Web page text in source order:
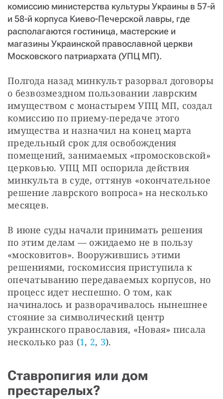
комиссию министерства культуры Украины в 57-й
и 58-й корпуса Киево-Печерской лавры, где
располагаются гостиница, мастерские и
магазины Украинской православной церкви
Московского патриархата (УПЦ МП).
Полгода назад минкульт разорвал договоры
о безвозмездном пользовании лаврским
имуществом с монастырем УПЦ МП, создал
комиссию по приему-передаче этого
имущества и назначил на конец марта
предельный срок для освобождения
помещений, занимаемых «промосковской»
церковью. УПЦ МП оспорила действия
минкульта в суде, оттянув «окончательное
решение лаврского вопроса» на несколько
месяцев.
В июне суды начали принимать решения
по этим делам — ожидаемо не в пользу
«московитов». Вооружившись этими
решениями, госкомиссия приступила к
опечатыванию передаваемых корпусов, но
процесс идет неспешно. О том, как
начиналось и разворачивалось нынешнее
стояние за символический центр
украинского православия, «Новая» писала
несколько раз (1, 2, 3).
Ставропигия или дом
престарелых?